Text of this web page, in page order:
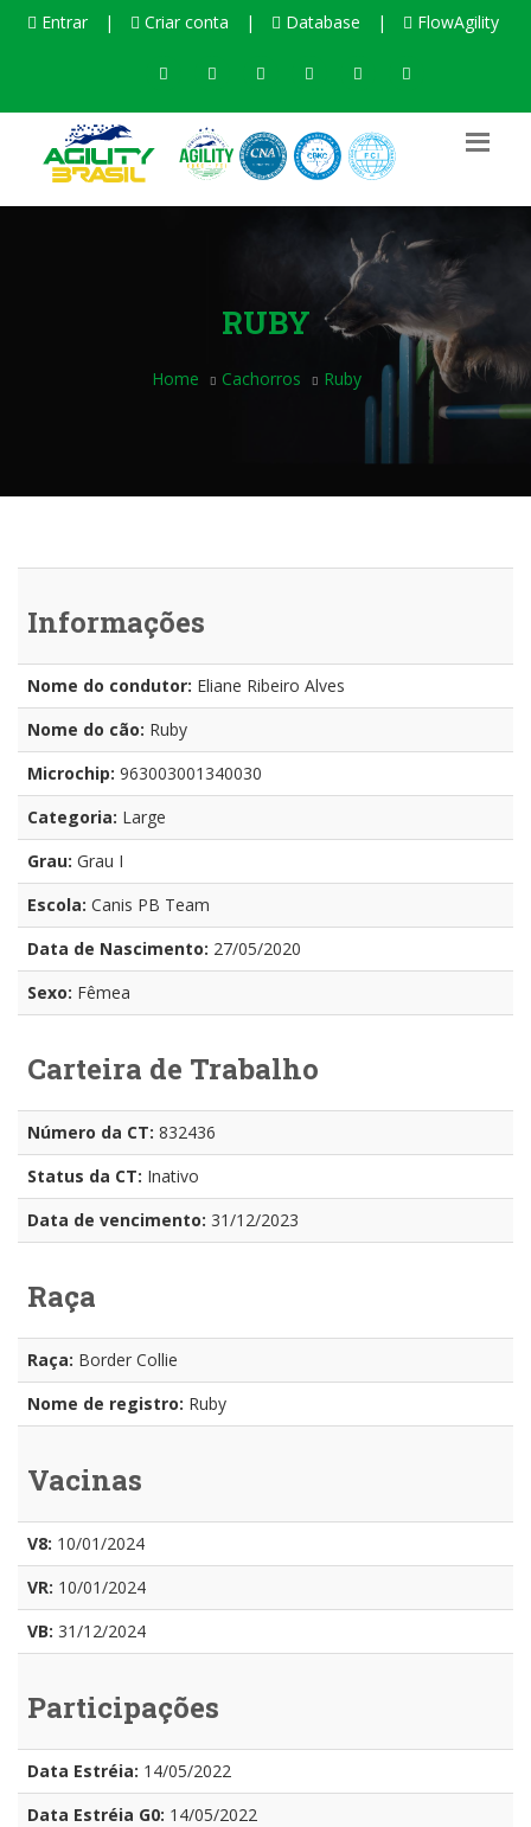
Entrar | Criar conta | Database | FlowAgility
RUBY
Home Cachorros Ruby
Informações
Nome do condutor: Eliane Ribeiro Alves
Nome do cão: Ruby
Microchip: 963003001340030
Categoria: Large
Grau: Grau I
Escola: Canis PB Team
Data de Nascimento: 27/05/2020
Sexo: Fêmea
Carteira de Trabalho
Número da CT: 832436
Status da CT: Inativo
Data de vencimento: 31/12/2023
Raça
Raça: Border Collie
Nome de registro: Ruby
Vacinas
V8: 10/01/2024
VR: 10/01/2024
VB: 31/12/2024
Participações
Data Estréia: 14/05/2022
Data Estréia G0: 14/05/2022